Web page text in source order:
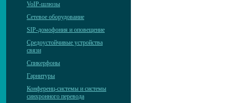
VoIP-шлюзы
Сетевое оборудование
SIP-домофония и оповещение
Средоустойчивые устройства
связи
Спикерфоны
Гарнитуры
Конференц-системы и системы
синхронного перевода